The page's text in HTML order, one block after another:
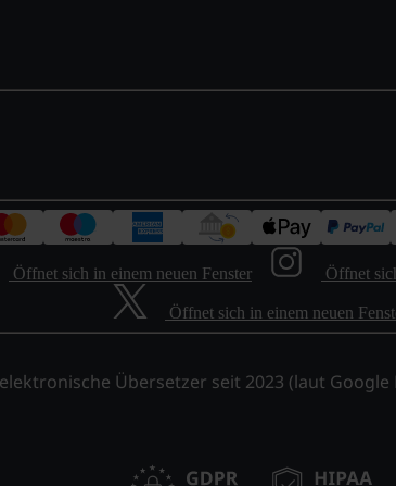
Öffnet sich in einem neuen Fenster Öffnet
Öffnet sich in einem neuen
Übersetzer seit 2023 (laut Google